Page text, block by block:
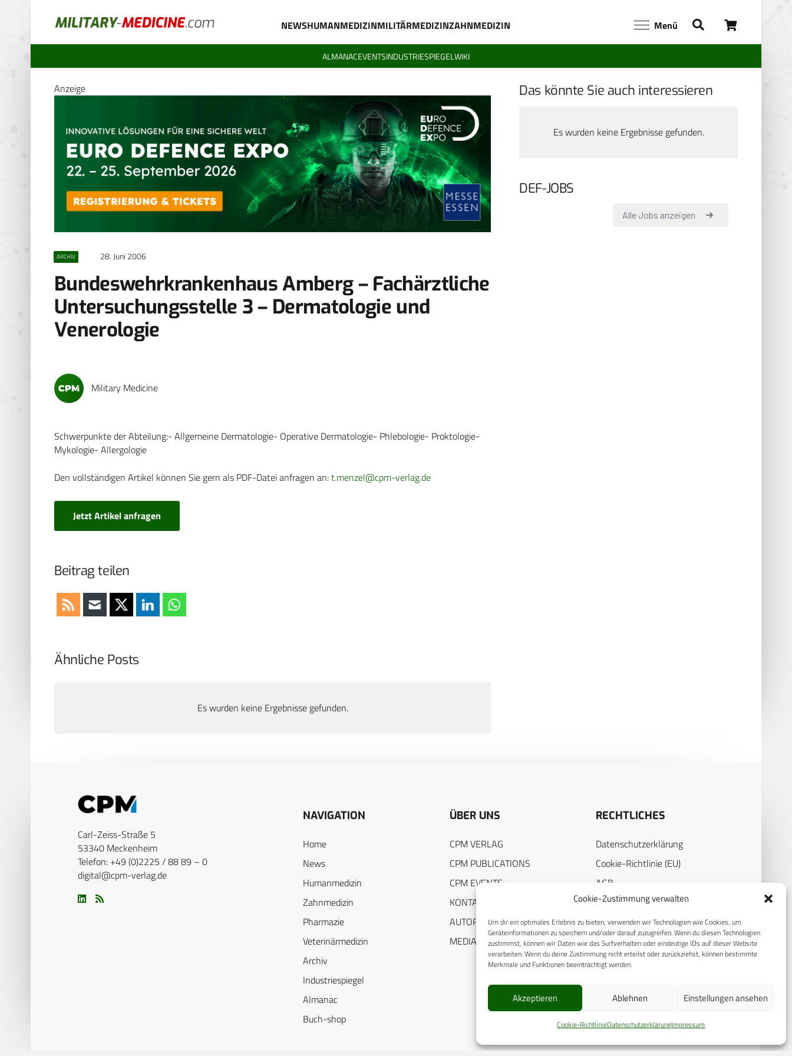
Cookie-Zustimmung verwalten
Um dir ein optimales Erlebnis zu bieten, verwenden wir Technologien wie Cookies, um
Geräteinformationen zu speichern und/oder darauf zuzugreifen. Wenn du diesen Technologien
zustimmst, können wir Daten wie das Surfverhalten oder eindeutige IDs auf dieser Website
verarbeiten. Wenn du deine Zustimmung nicht erteilst oder zurückziehst, können bestimmte
Merkmale und Funktionen beeinträchtigt werden.
Akzeptieren Ablehnen Einstellungen ansehen
Cookie-RichtlinieDatenschutzerklärungImpressum
NEWSHUMANMEDIZINMILITÄRMEDIZINZAHNMEDIZIN Menü
ALMANACEVENTSINDUSTRIESPIEGELWIKI
Anzeige
ARCHIV 28. Juni 2006
Bundeswehrkrankenhaus Amberg – Fachärztliche
Untersuchungsstelle 3 – Dermatologie und
Venerologie
Military Medicine
Schwerpunkte der Abteilung:- Allgemeine Dermatologie- Operative Dermatologie- Phlebologie- Proktologie-
Mykologie- Allergologie
Den vollständigen Artikel können Sie gern als PDF-Datei anfragen an:t.menzel@cpm-verlag.de
Jetzt Artikel anfragen
Beitrag teilen
Das könnte Sie auch interessieren
Es wurden keine Ergebnisse gefunden.
DEF-JOBS
Ähnliche Posts
Es wurden keine Ergebnisse gefunden.
Carl-Zeiss-Straße 5
53340 Meckenheim
Telefon: +49 (0)2225 / 88 89 – 0
digital@cpm-verlag.de
NAVIGATION
Home
News
Humanmedizin
Zahnmedizin
Pharmazie
Veterinärmedizin
Archiv
Industriespiegel
Almanac
Buch-shop
ÜBER UNS
CPM VERLAG
CPM PUBLICATIONS
CPM EVENTS
KONTAKT
AUTORENHINWEISE
MEDIADATEN
RECHTLICHES
Datenschutzerklärung
Cookie-Richtlinie (EU)
AGB
Compliance
Impressum